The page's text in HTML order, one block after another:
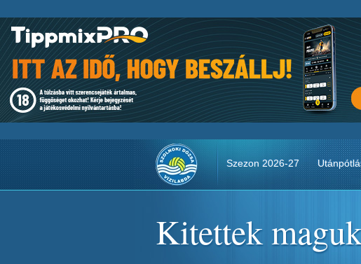
Szezon 2026-27
Kitettek